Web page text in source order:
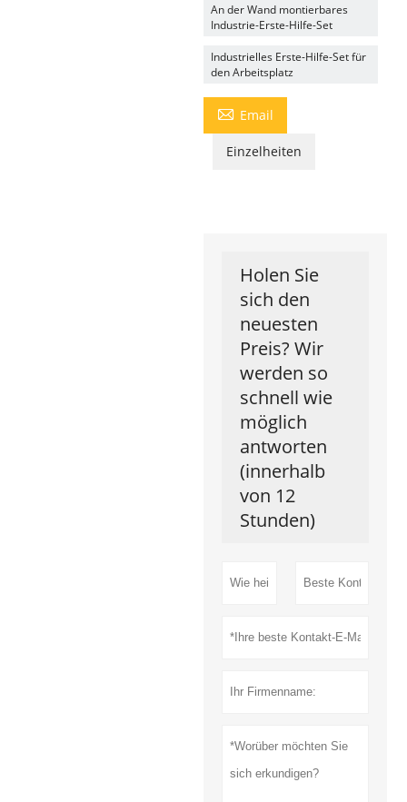
An der Wand montierbares
Industrie-Erste-Hilfe-Set
Industrielles Erste-Hilfe-Set für
den Arbeitsplatz
 Email
Einzelheiten
Holen Sie
sich den
neuesten
Preis? Wir
werden so
schnell wie
möglich
antworten
(innerhalb
von 12
Stunden)